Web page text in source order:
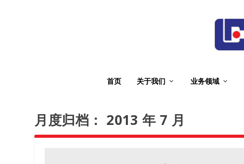
首页 关于我们 业务领域
月度归档： 2013 年 7 月